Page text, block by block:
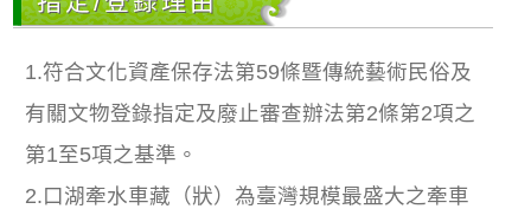
1.符合文化資產保存法第59條暨傳統藝術民俗及
有關文物登錄指定及廢止審查辦法第2條第2項之
第1至5項之基準。
2.口湖牽水車藏（狀）為臺灣規模最盛大之牽車